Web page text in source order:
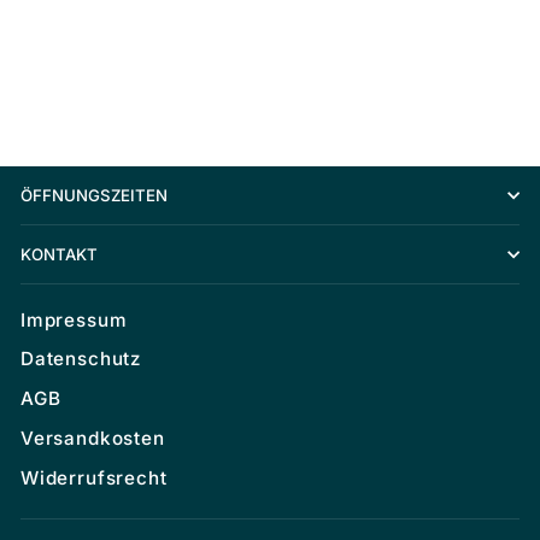
ÖFFNUNGSZEITEN
KONTAKT
Impressum
Datenschutz
AGB
Versandkosten
Widerrufsrecht